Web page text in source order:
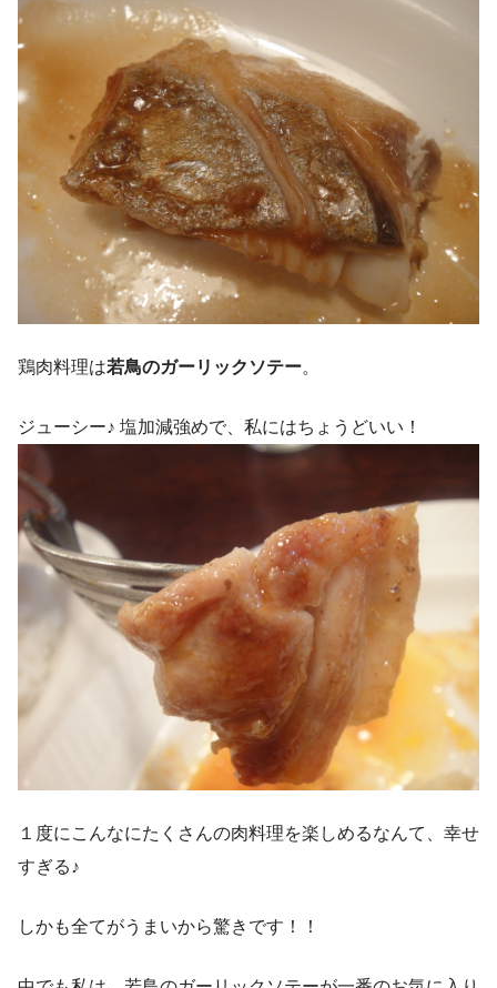
鶏肉料理は若鳥のガーリックソテー。
ジューシー♪ 塩加減強めで、私にはちょうどいい！
１度にこんなにたくさんの肉料理を楽しめるなんて、幸せ
すぎる♪
しかも全てがうまいから驚きです！！